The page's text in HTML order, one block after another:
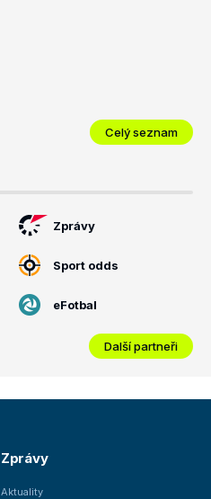
Celý seznam
Zprávy
Sport odds
eFotbal
Další partneři
Zprávy
Aktuality